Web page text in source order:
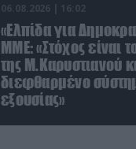
06.08.2026 | 16:02
«Ελπίδα για
ΜΜΕ: «Στόχος είναι
της Μ.Καρυστιανού
διεφθαρμένο
εξουσίας»